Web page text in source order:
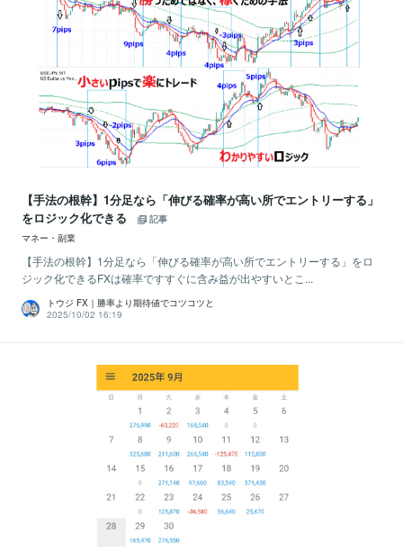
【手法の根幹】1分足なら「伸びる確率が高い所でエントリーする」
をロジック化できる
記事
マネー・副業
【手法の根幹】1分足なら「伸びる確率が高い所でエントリーする」をロ
ジック化できるFXは確率ですすぐに含み益が出やすいとこ...
トウジ FX｜勝率より期待値でコツコツと
2025/10/02 16:19